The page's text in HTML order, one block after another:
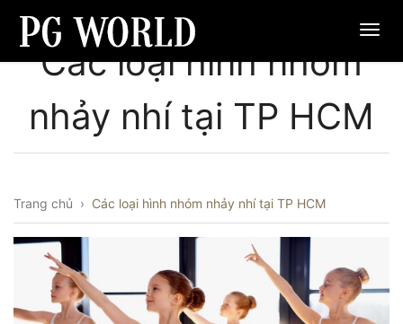
Các loại hình nhóm
nhảy nhí tại TP HCM
Trang chủ › Các loại hình nhóm nhảy nhí tại TP HCM